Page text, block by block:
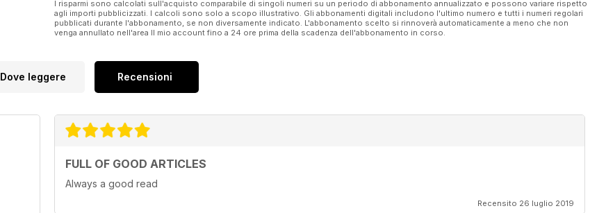
I risparmi sono calcolati sull'acquisto comparabile di singoli numeri su un periodo di abbonamento annualizzato e possono variare rispetto
agli importi pubblicizzati. I calcoli sono solo a scopo illustrativo. Gli abbonamenti digitali includono l'ultimo numero e tutti i numeri regolari
pubblicati durante l'abbonamento, se non diversamente indicato. L'abbonamento scelto si rinnoverà automaticamente a meno che non
venga annullato nell'area Il mio account fino a 24 ore prima della scadenza dell'abbonamento in corso.
Dove leggere Recensioni
FULL OF GOOD ARTICLES
Always a good read
Recensito 26 luglio 2019